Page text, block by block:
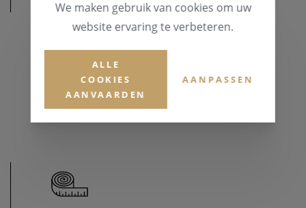
EDELSTENEN
We maken gebruik van cookies om uw
website ervaring te verbeteren.
ALLE
COOKIES
AANVAARDEN
AANPASSEN